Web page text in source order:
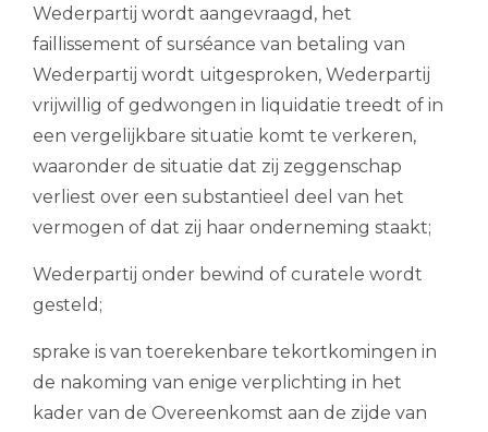
Wederpartij wordt aangevraagd, het
faillissement of surséance van betaling van
Wederpartij wordt uitgesproken, Wederpartij
vrijwillig of gedwongen in liquidatie treedt of in
een vergelijkbare situatie komt te verkeren,
waaronder de situatie dat zij zeggenschap
verliest over een substantieel deel van het
vermogen of dat zij haar onderneming staakt;
Wederpartij onder bewind of curatele wordt
gesteld;
sprake is van toerekenbare tekortkomingen in
de nakoming van enige verplichting in het
kader van de Overeenkomst aan de zijde van